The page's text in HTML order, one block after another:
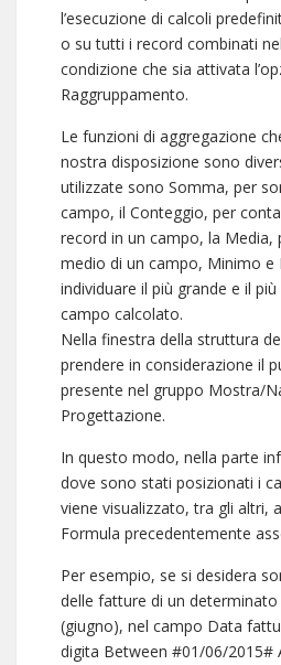
l’esecuzione di calcoli
o su tutti i record combinati
condizione che sia attivata
Raggruppamento.
Le funzioni di aggregazione
nostra disposizione sono
utilizzate sono Somma, per
campo, il Conteggio, per
record in un campo, la Media,
medio di un campo, Minimo e
individuare il più grande e il
campo calcolato.
Nella finestra della struttura
prendere in considerazione il
presente nel gruppo Mostra/
Progettazione.
In questo modo, nella parte
dove sono stati posizionati i
viene visualizzato, tra gli altri,
Formula precedentemente
Per esempio, se si desidera
delle fatture di un determinato
(giugno), nel campo Data
digita Between #01/06/2015#